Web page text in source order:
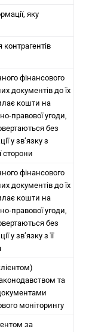
яку
фінансового
документів до їх
кошти на
правової угоди,
без
у зв’язку з
сторони
фінансового
документів до їх
кошти на
правової угоди,
без
у зв’язку з її
та
моніторингу
за